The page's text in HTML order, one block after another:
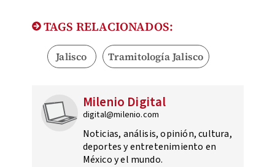
TAGS RELACIONADOS:
Jalisco Tramitología Jalisco
Milenio Digital
digital@milenio.com
Noticias, análisis, opinión, cultura,
deportes y entretenimiento en
México y el mundo.